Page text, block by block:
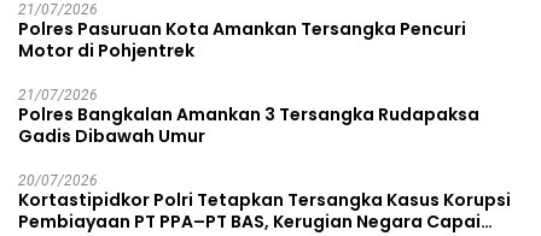
21/07/2026
Polres Pasuruan Kota Amankan Tersangka Pencuri
Motor di Pohjentrek
21/07/2026
Polres Bangkalan Amankan 3 Tersangka Rudapaksa
Gadis Dibawah Umur
20/07/2026
Kortastipidkor Polri Tetapkan Tersangka Kasus Korupsi
Pembiayaan PT PPA–PT BAS, Kerugian Negara Capai